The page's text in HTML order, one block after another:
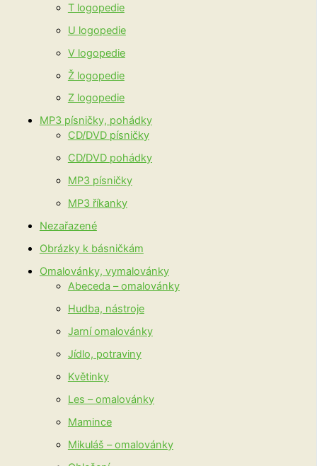
T logopedie
U logopedie
V logopedie
Ž logopedie
Z logopedie
MP3 písničky, pohádky
CD/DVD písničky
CD/DVD pohádky
MP3 písničky
MP3 říkanky
Nezařazené
Obrázky k básničkám
Omalovánky, vymalovánky
Abeceda – omalovánky
Hudba, nástroje
Jarní omalovánky
Jídlo, potraviny
Květinky
Les – omalovánky
Mamince
Mikuláš – omalovánky